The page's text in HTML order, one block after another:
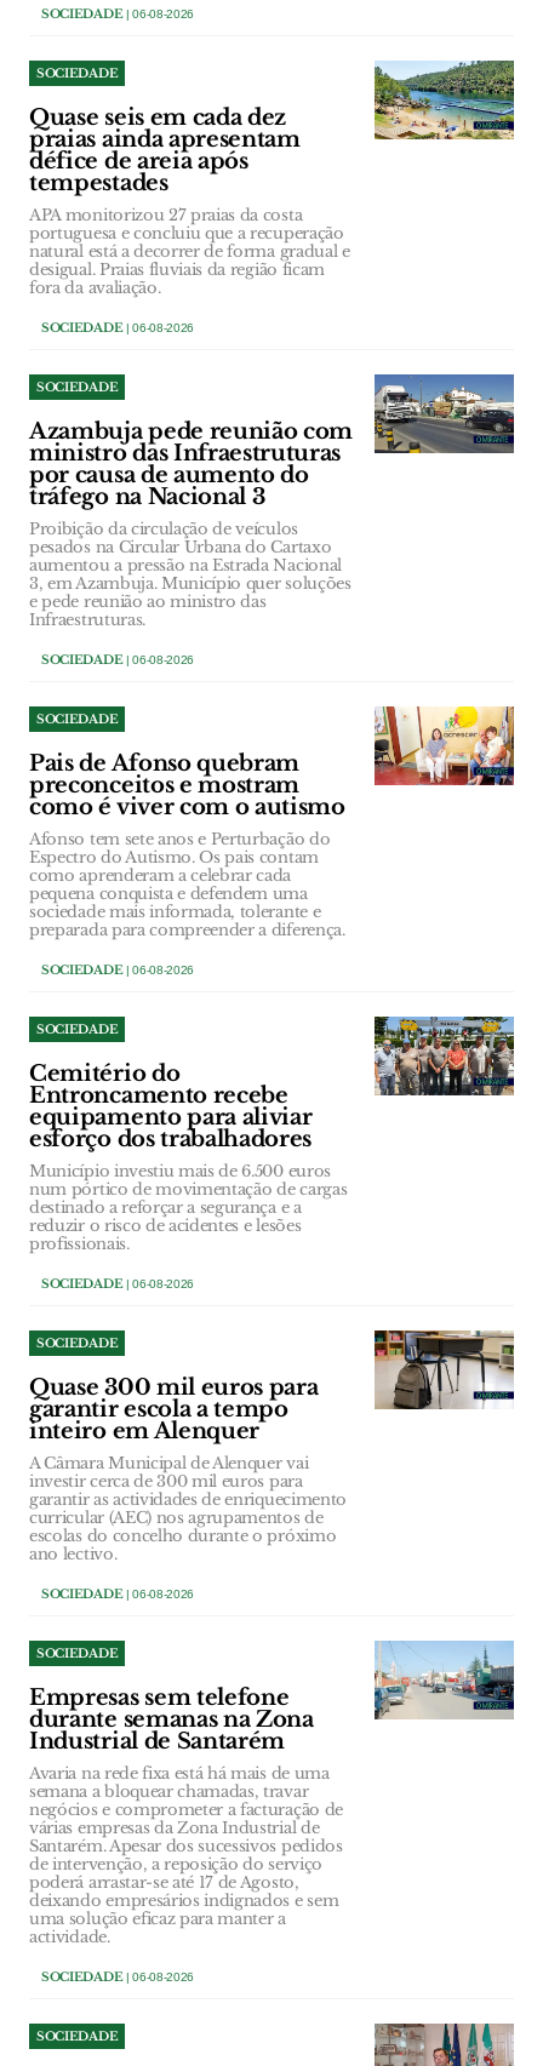
SOCIEDADE| 06-08-2026
SOCIEDADE
Quase seis em cada dez
praias ainda apresentam
défice de areia após
tempestades
APA monitorizou 27 praias da costa
portuguesa e concluiu que a recuperação
natural está a decorrer de forma gradual e
desigual. Praias fluviais da região ficam
fora da avaliação.
SOCIEDADE| 06-08-2026
SOCIEDADE
Azambuja pede reunião com
ministro das Infraestruturas
por causa de aumento do
tráfego na Nacional 3
Proibição da circulação de veículos
pesados na Circular Urbana do Cartaxo
aumentou a pressão na Estrada Nacional
3, em Azambuja. Município quer soluções
e pede reunião ao ministro das
Infraestruturas.
SOCIEDADE| 06-08-2026
SOCIEDADE
Pais de Afonso quebram
preconceitos e mostram
como é viver com o autismo
Afonso tem sete anos e Perturbação do
Espectro do Autismo. Os pais contam
como aprenderam a celebrar cada
pequena conquista e defendem uma
sociedade mais informada, tolerante e
preparada para compreender a diferença.
SOCIEDADE| 06-08-2026
SOCIEDADE
Cemitério do
Entroncamento recebe
equipamento para aliviar
esforço dos trabalhadores
Município investiu mais de 6.500 euros
num pórtico de movimentação de cargas
destinado a reforçar a segurança e a
reduzir o risco de acidentes e lesões
profissionais.
SOCIEDADE| 06-08-2026
SOCIEDADE
Quase 300 mil euros para
garantir escola a tempo
inteiro em Alenquer
A Câmara Municipal de Alenquer vai
investir cerca de 300 mil euros para
garantir as actividades de enriquecimento
curricular (AEC) nos agrupamentos de
escolas do concelho durante o próximo
ano lectivo.
SOCIEDADE| 06-08-2026
SOCIEDADE
Empresas sem telefone
durante semanas na Zona
Industrial de Santarém
Avaria na rede fixa está há mais de uma
semana a bloquear chamadas, travar
negócios e comprometer a facturação de
várias empresas da Zona Industrial de
Santarém. Apesar dos sucessivos pedidos
de intervenção, a reposição do serviço
poderá arrastar-se até 17 de Agosto,
deixando empresários indignados e sem
uma solução eficaz para manter a
actividade.
SOCIEDADE| 06-08-2026
SOCIEDADE